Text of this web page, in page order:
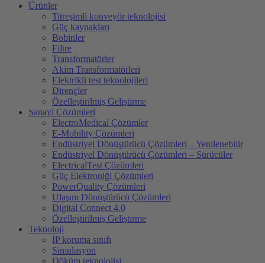
Ürünler
Titreşimli konveyör teknolojisi
Güç kaynakları
Bobinler
Filtre
Transformatörler
Akim Transformatörleri
Elektrikli test teknolojileri
Dirençler
Özelleştirilmiş Geliştirme
Sanayi Çözümleri
ElectroMedical Çözümler
E-Mobility Çözümleri
Endüstriyel Dönüştürücü Çözümleri – Yenilenebilir
Endüstriyel Dönüştürücü Çözümleri – Sürücüler
ElectricalTest Çözümleri
Güç Elektroniği Çözümleri
PowerQuality Çözümleri
Ulaşım Dönüştürücü Çözümleri
Digital Connect 4.0
Özelleştirilmiş Geliştirme
Teknoloji
IP koruma sınıfı
Simulasyon
Döküm teknolojisi